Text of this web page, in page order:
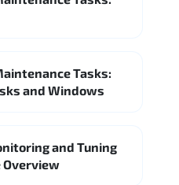
Tasks:
and Windows
and Tuning
Overview